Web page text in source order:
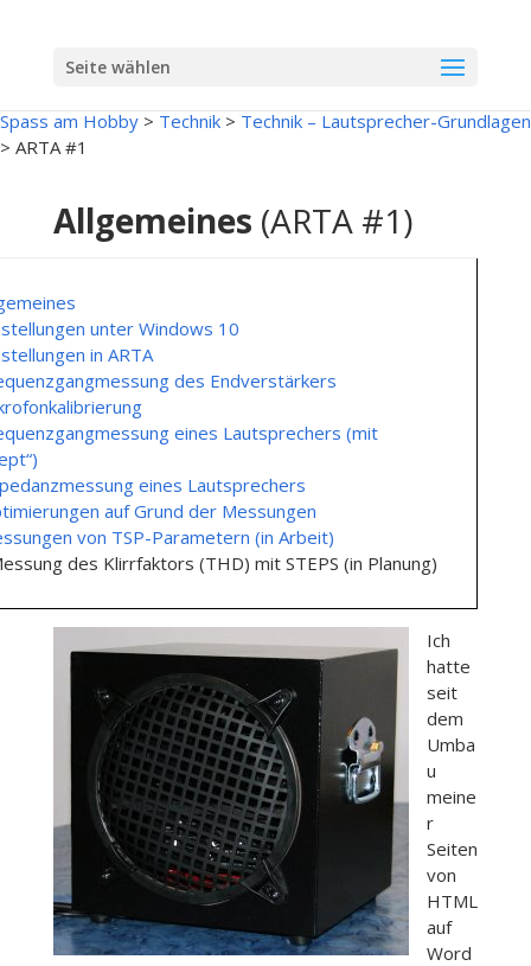
Seite wählen
Spass am Hobby > Technik > Technik – Lautsprecher-Grundlagen
> ARTA #1
Allgemeines (ARTA #1)
unter Windows 10
in ARTA
des Endverstärkers
eines Lautsprechers (mit
eines Lautsprechers
auf Grund der Messungen
von TSP-Parametern (in Arbeit)
des Klirrfaktors (THD) mit STEPS (in Planung)
Ich
hatte
seit
dem
Umba
u
meine
r
Seiten
von
HTML
auf
Word